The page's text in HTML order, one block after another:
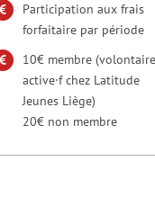
Participation aux frais
forfaitaire par période
10€ membre (volontaire
active·f chez Latitude
Jeunes Liège)
20€ non membre